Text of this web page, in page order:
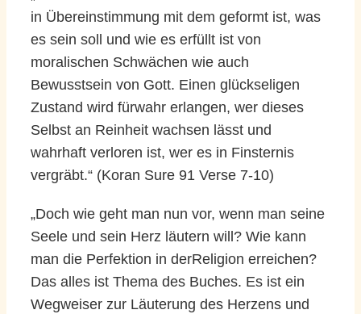
in Übereinstimmung mit dem geformt ist, was
es sein soll und wie es erfüllt ist von
moralischen Schwächen wie auch
Bewusstsein von Gott. Einen glückseligen
Zustand wird fürwahr erlangen, wer dieses
Selbst an Reinheit wachsen lässt und
wahrhaft verloren ist, wer es in Finsternis
vergräbt.“ (Koran Sure 91 Verse 7-10)
„Doch wie geht man nun vor, wenn man seine
Seele und sein Herz läutern will? Wie kann
man die Perfektion in derReligion erreichen?
Das alles ist Thema des Buches. Es ist ein
Wegweiser zur Läuterung des Herzens und